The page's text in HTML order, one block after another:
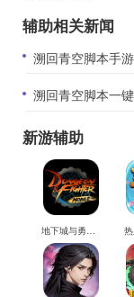
辅助相关新闻
溯回青空脚本手
溯回青空脚本一
新游辅助